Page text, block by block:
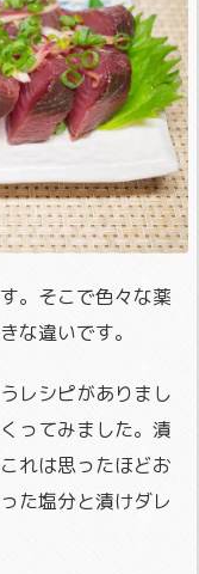
。そこで色々な薬
な違いです。
レシピがありまし
ってみました。漬
れは思ったほどお
た塩分と漬けダレ